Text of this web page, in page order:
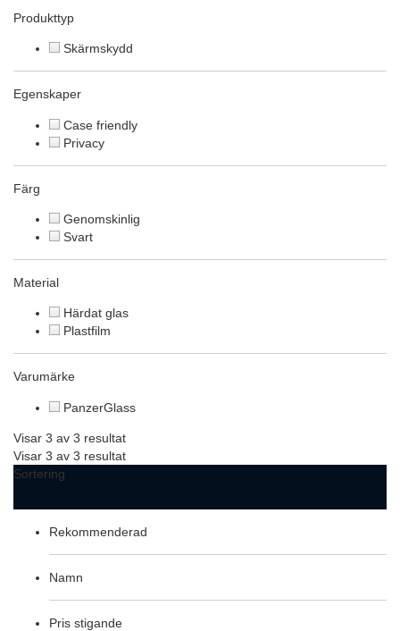
Produkttyp
Skärmskydd
Egenskaper
Case friendly
Privacy
Färg
Genomskinlig
Svart
Material
Härdat glas
Plastfilm
Varumärke
PanzerGlass
Visar 3 av 3 resultat
Visar 3 av 3 resultat
Sortering
Rekommenderad
Namn
Pris stigande